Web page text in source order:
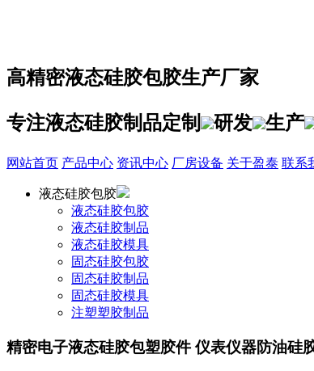
高精密液态硅胶包胶生产厂家
专注液态硅胶制品定制 研发 生产
网站首页 产品中心 资讯中心 厂房设备 关于盈泰 联系
液态硅胶包胶
液态硅胶包胶
液态硅胶制品
液态硅胶模具
固态硅胶包胶
固态硅胶制品
固态硅胶模具
注塑塑胶制品
精密电子液态硅胶包塑胶件 仪表仪器防油硅